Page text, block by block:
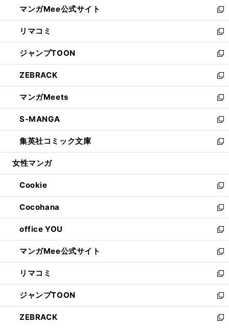
く
ド
ウ
で
開
く
ィ
ン
ド
ウ
で
開
く
い
ウ
ィ
ン
ド
ウ
で
開
く
マンガMee公式サイト
新
し
い
ウ
ィ
ン
ド
ウ
で
開
く
リマコミ
新
し
い
ウ
ィ
ン
ド
ウ
で
開
く
ジャンプTOON
新
し
い
ウ
ィ
ン
ド
ウ
で
開
ZEBRACK
新
し
い
ウ
ィ
ン
ド
ウ
開
く
マンガMeets
新
し
い
ウ
ィ
ン
ウ
で
開
く
S-MANGA
新
し
い
ウ
ン
ド
ウ
で
開
く
集英社コミック文庫
新
し
ウ
ィ
ン
ド
ウ
で
開
く
女性マンガ
Cookie
新
し
い
ウ
ィ
ン
ド
ウ
で
開
く
Cocohana
新
し
い
ウ
ィ
ン
ド
ウ
で
開
く
office YOU
新
し
い
ウ
ィ
ン
ド
ウ
で
マンガMee公式サイト
新
し
い
ウ
ィ
ン
ド
リマコミ
新
し
い
ウ
ィ
ジャンプTOON
新
し
い
ZEBRACK
新